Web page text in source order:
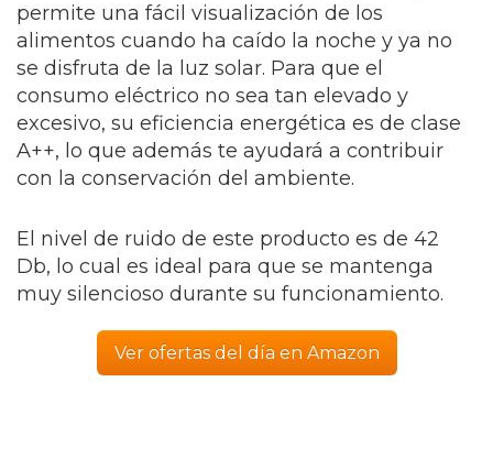
permite una fácil visualización de los
alimentos cuando ha caído la noche y ya no
se disfruta de la luz solar. Para que el
consumo eléctrico no sea tan elevado y
excesivo, su eficiencia energética es de clase
A++, lo que además te ayudará a contribuir
con la conservación del ambiente.
El nivel de ruido de este producto es de 42
Db, lo cual es ideal para que se mantenga
muy silencioso durante su funcionamiento.
Ver ofertas del día en Amazon